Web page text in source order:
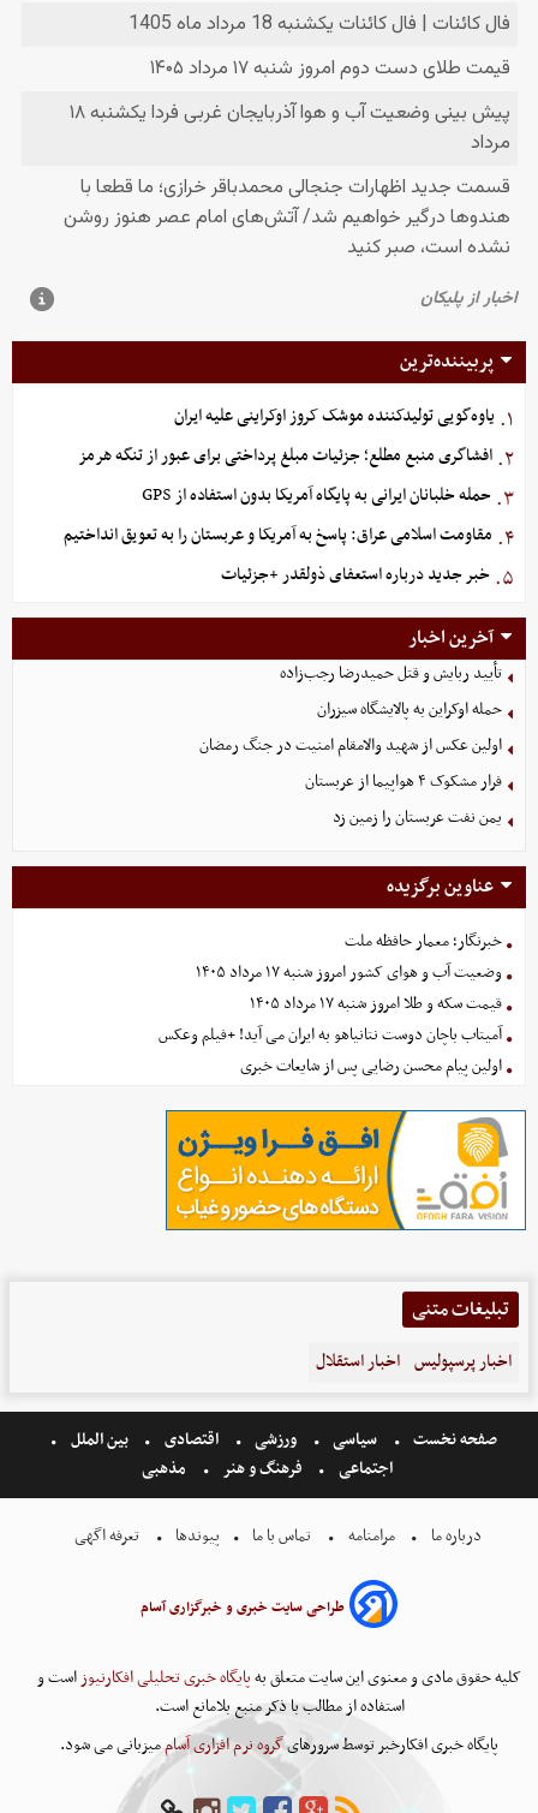
پربیننده‌ترین
۱. یاوه‌گویی تولیدکننده موشک کروز اوکراینی علیه ایران
۲. افشاگری منبع مطلع؛ جزئیات مبلغ پرداختی برای عبور از تنگه هرمز
۳. حمله خلبانان ایرانی به پایگاه آمریکا بدون استفاده از GPS
۴. مقاومت اسلامی عراق: پاسخ به آمریکا و عربستان را به تعویق انداختیم
۵. خبر جدید درباره استعفای ذولقدر +جزئیات
آخرین اخبار
تأیید ربایش و قتل حمیدرضا رجب‌زاده
حمله اوکراین به پالایشگاه سیزران
اولین عکس از شهید والامقام امنیت در جنگ رمضان
فرار مشکوک ۴ هواپیما از عربستان
یمن نفت عربستان را زمین زد
عناوین برگزیده
خبرنگار؛ معمار حافظه ملت
وضعیت آب و هوای کشور امروز شنبه ۱۷ مرداد ۱۴۰۵
قیمت سکه و طلا امروز شنبه ۱۷ مرداد ۱۴۰۵
آمیتاب باچان دوست نتانیاهو به ایران می آید! +فیلم وعکس
اولین پیام محسن رضایی پس از شایعات خبری
تبلیغات متنی
اخبار پرسپولیس اخبار استقلال
صفحه نخست سیاسی ورزشی اقتصادی
بین الملل
اجتماعی
فرهنگ و هنر مذهبی
درباره ما مرامنامه تماس با ما پیوندها تعرفه اگهی
طراحی سایت خبری و خبرگزاری آسام
کلیه حقوق مادی و معنوی این سایت متعلق بهپایگاه خبری تحلیلی افکارنیوز است و
استفاده از مطالب با ذکر منبع بلامانع است.
پایگاه خبری افکارخبر توسط سرورهایگروه نرم افزاری آساممیزبانی می شود.